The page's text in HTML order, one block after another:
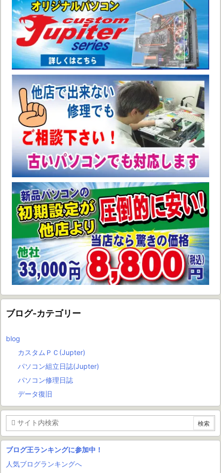
ブログ-カテゴリー
blog
カスタムＰＣ(Jupter)
パソコン組立日誌(Jupter)
パソコン修理日誌
データ復旧
ブログ王ランキングに参加中！
人気ブログランキングへ